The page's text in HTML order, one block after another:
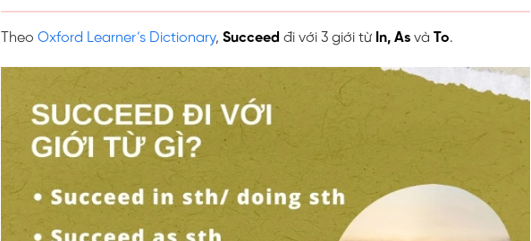
Theo Oxford Learner’s Dictionary, Succeed đi với 3 giới từ In, As và To.